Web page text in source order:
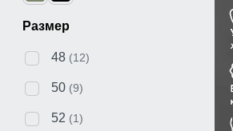
Размер
48 (12)
50 (9)
52 (1)